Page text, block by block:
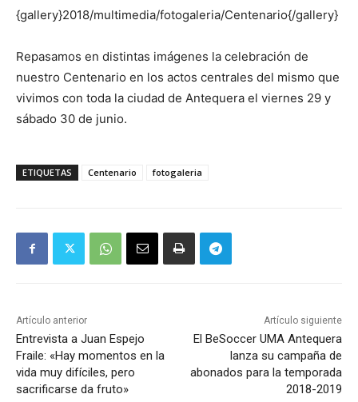
{gallery}2018/multimedia/fotogaleria/Centenario{/gallery}
Repasamos en distintas imágenes la celebración de
nuestro Centenario en los actos centrales del mismo que
vivimos con toda la ciudad de Antequera el viernes 29 y
sábado 30 de junio.
ETIQUETAS Centenario fotogaleria
Artículo anterior
Entrevista a Juan Espejo
Fraile: «Hay momentos en la
vida muy difíciles, pero
sacrificarse da fruto»
Artículo siguiente
El BeSoccer UMA Antequera
lanza su campaña de
abonados para la temporada
2018-2019